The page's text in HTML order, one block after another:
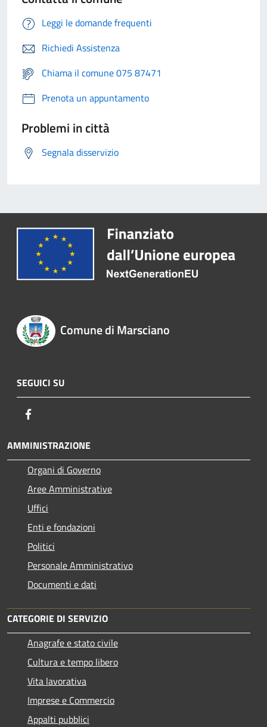
Leggi le domande frequenti
Richiedi Assistenza
Chiama il comune 075 87471
Prenota un appuntamento
Problemi in città
Segnala disservizio
Comune di Marsciano
SEGUICI SU
AMMINISTRAZIONE
Organi di Governo
Aree Amministrative
Uffici
Enti e fondazioni
Politici
Personale Amministrativo
Documenti e dati
CATEGORIE DI SERVIZIO
Anagrafe e stato civile
Cultura e tempo libero
Vita lavorativa
Imprese e Commercio
Appalti pubblici